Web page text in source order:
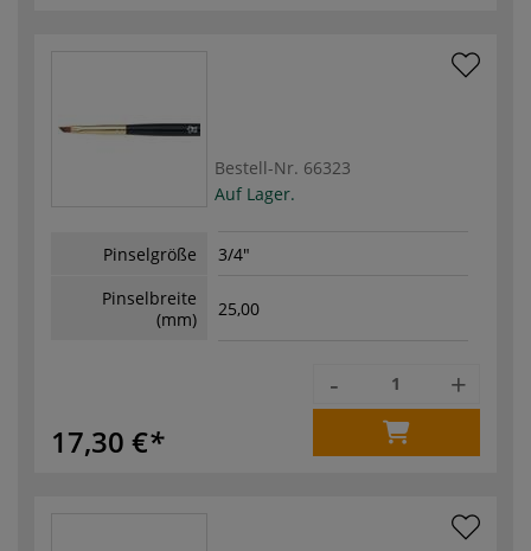
Bestell-Nr. 66323
Auf Lager.
Pinselgröße
3/4"
Pinselbreite
(mm)
25,00
17,30 €
- +